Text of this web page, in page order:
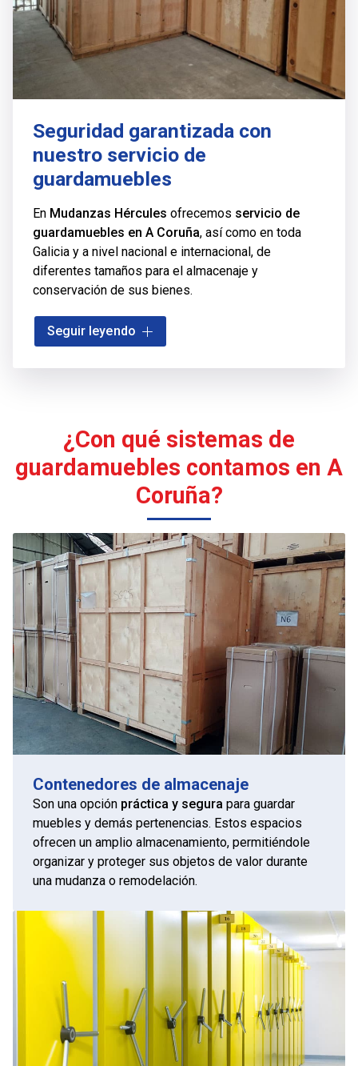
Seguridad garantizada con
nuestro servicio de
guardamuebles
En Mudanzas Hércules ofrecemos servicio de
guardamuebles en A Coruña, así como en toda
Galicia y a nivel nacional e internacional, de
diferentes tamaños para el almacenaje y
conservación de sus bienes.
Nuestra experiencia a lo largo de los años
dedicándonos a lasmudanzas
Seguir leyendo
¿Con qué sistemas de
guardamuebles contamos en A
Coruña?
Contenedores de almacenaje
Son una opción práctica y segura para guardar
muebles y demás pertenencias. Estos espacios
ofrecen un amplio almacenamiento, permitiéndole
organizar y proteger sus objetos de valor durante
una mudanza o remodelación.